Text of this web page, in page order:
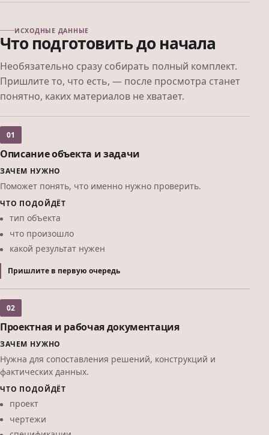
ИСХОДНЫЕ ДАННЫЕ
Что подготовить до начала
Необязательно сразу собирать полный комплект.
Пришлите то, что есть, — после просмотра станет
понятно, каких материалов не хватает.
01
Описание объекта и задачи
ЗАЧЕМ НУЖНО
Поможет понять, что именно нужно проверить.
ЧТО ПОДОЙДЁТ
тип объекта
что произошло
какой результат нужен
Пришлите в первую очередь
02
Проектная и рабочая документация
ЗАЧЕМ НУЖНО
Нужна для сопоставления решений, конструкций и
фактических данных.
ЧТО ПОДОЙДЁТ
проект
чертежи